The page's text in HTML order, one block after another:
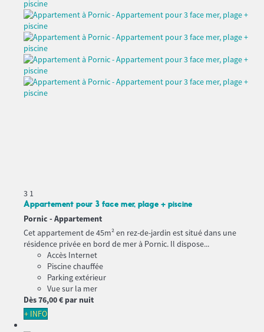
3 1
Appartement pour 3 face mer, plage + piscine
Pornic - Appartement
Cet appartement de 45m² en rez-de-jardin est situé dans une
résidence privée en bord de mer à Pornic. Il dispose...
Accès Internet
Piscine chauffée
Parking extérieur
Vue sur la mer
Dès76,00 € par nuit
+ INFO